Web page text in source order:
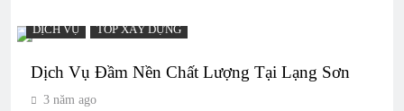
DỊCH VỤ TOP XÂY DỰNG
Dịch Vụ Đầm Nền Chất Lượng Tại Lạng Sơn
3 năm ago